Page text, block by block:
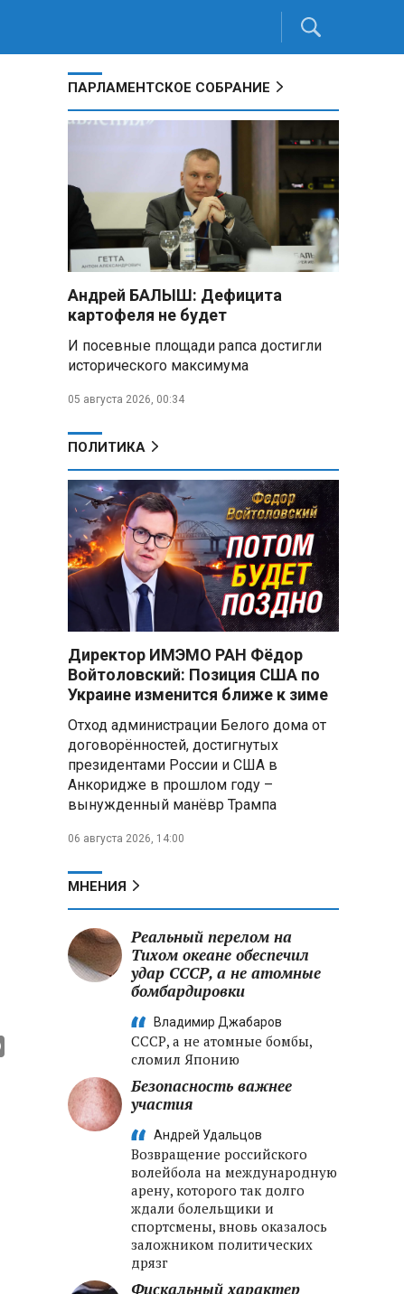
ПАРЛАМЕНТСКОЕ СОБРАНИЕ
Андрей БАЛЫШ: Дефицита
картофеля не будет
И посевные площади рапса достигли
исторического максимума
05 августа 2026, 00:34
ПОЛИТИКА
Директор ИМЭМО РАН Фёдор
Войтоловский: Позиция США по
Украине изменится ближе к зиме
Отход администрации Белого дома от
договорённостей, достигнутых
президентами России и США в
Анкоридже в прошлом году –
вынужденный манёвр Трампа
06 августа 2026, 14:00
МНЕНИЯ
Реальный перелом на
Тихом океане обеспечил
удар СССР, а не атомные
бомбардировки
Владимир Джабаров
СССР, а не атомные бомбы,
сломил Японию
Безопасность важнее
участия
Андрей Удальцов
Возвращение российского
волейбола на международную
арену, которого так долго
ждали болельщики и
спортсмены, вновь оказалось
заложником политических
дрязг
Фискальный характер